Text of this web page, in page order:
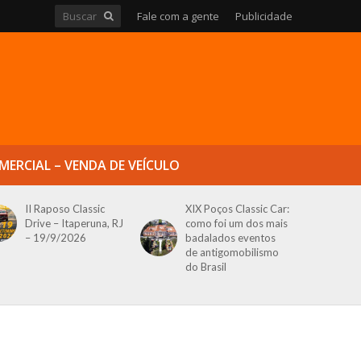
Fale com a gente Publicidade
– VENDA DE VEÍCULO
II Raposo Classic
Drive – Itaperuna, RJ
– 19/9/2026
XIX Poços Classic Car:
como foi um dos mais
badalados eventos
de antigomobilismo
do Brasil